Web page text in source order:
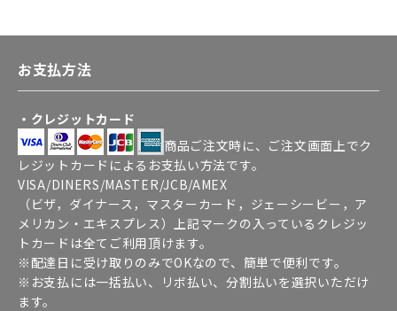
お支払方法
・クレジットカード
商品ご注文時に、ご注文画面上でク
レジットカードによるお支払い方法です。
VISA/DINERS/MASTER/JCB/AMEX
（ビザ，ダイナース，マスターカード，ジェーシービー，ア
メリカン・エキスプレス）上記マークの入っているクレジッ
トカードは全てご利用頂けます。
※配達日に受け取りのみでOKなので、簡単で便利です。
※お支払には一括払い、リボ払い、分割払いを選択いただけ
ます。